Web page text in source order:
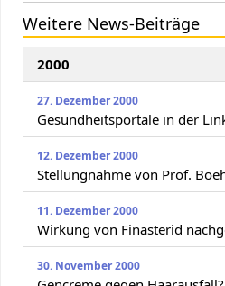
Weitere News-Beiträge
2000
27. Dezember 2000
Gesundheitsportale in der
12. Dezember 2000
Stellungnahme von Prof.
11. Dezember 2000
Wirkung von Finasterid
30. November 2000